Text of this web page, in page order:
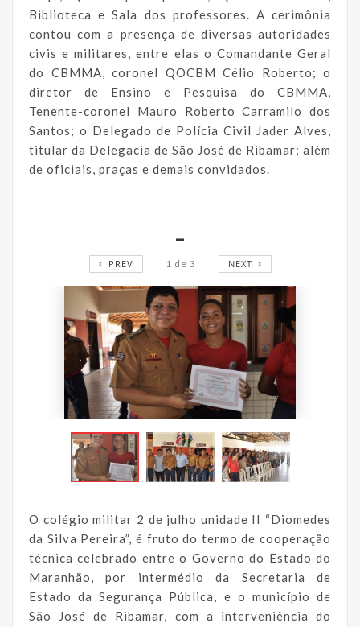
Biblioteca e Sala dos professores. A cerimônia
contou com a presença de diversas autoridades
civis e militares, entre elas o Comandante Geral
do CBMMA, coronel QOCBM Célio Roberto; o
diretor de Ensino e Pesquisa do CBMMA,
Tenente-coronel Mauro Roberto Carramilo dos
Santos; o Delegado de Polícia Civil Jader Alves,
titular da Delegacia de São José de Ribamar; além
de oficiais, praças e demais convidados.
PREV 1 de 3 NEXT
O colégio militar 2 de julho unidade II “Diomedes
da Silva Pereira”, é fruto do termo de cooperação
técnica celebrado entre o Governo do Estado do
Maranhão, por intermédio da Secretaria de
Estado da Segurança Pública, e o município de
São José de Ribamar, com a interveniência do